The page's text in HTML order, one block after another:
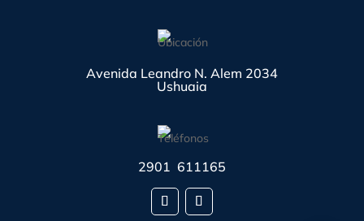
Avenida Leandro N. Alem 2034
Ushuaia
2901 611165